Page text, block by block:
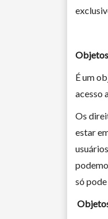
É um
acesso
Os
estar
só